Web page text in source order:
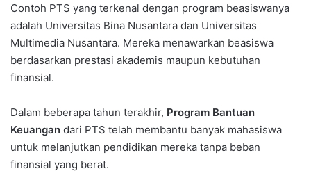
Contoh PTS yang terkenal dengan program beasiswanya
adalah Universitas Bina Nusantara dan Universitas
Multimedia Nusantara. Mereka menawarkan beasiswa
berdasarkan prestasi akademis maupun kebutuhan
finansial.
Dalam beberapa tahun terakhir, Program Bantuan
Keuangan dari PTS telah membantu banyak mahasiswa
untuk melanjutkan pendidikan mereka tanpa beban
finansial yang berat.